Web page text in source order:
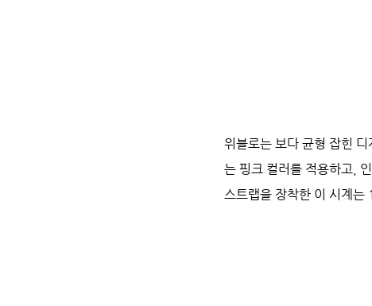
위블로는 보다 균형 잡힌
는 핑크 컬러를 적용하고,
스트랩을 장착한 이 시계